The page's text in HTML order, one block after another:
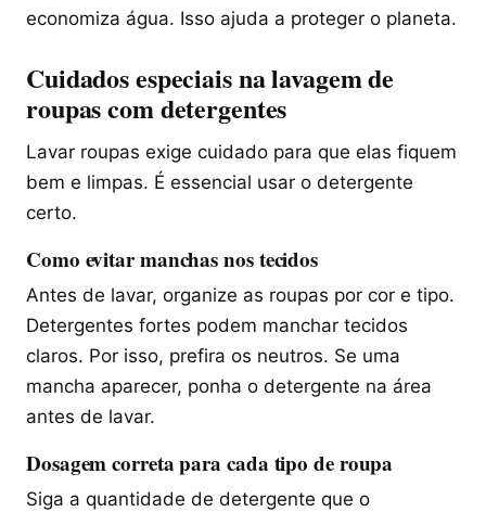
economiza água. Isso ajuda a proteger o planeta.
Cuidados especiais na lavagem de
roupas com detergentes
Lavar roupas exige cuidado para que elas fiquem
bem e limpas. É essencial usar o detergente
certo.
Como evitar manchas nos tecidos
Antes de lavar, organize as roupas por cor e tipo.
Detergentes fortes podem manchar tecidos
claros. Por isso, prefira os neutros. Se uma
mancha aparecer, ponha o detergente na área
antes de lavar.
Dosagem correta para cada tipo de roupa
Siga a quantidade de detergente que o